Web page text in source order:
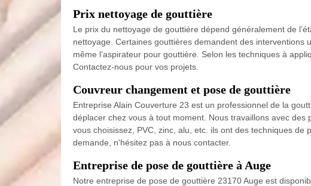
Prix nettoyage de gouttière
Le prix du nettoyage de gouttière dépend généralement de
nettoyage. Certaines gouttières demandent des interventions
même l’aspirateur pour gouttière. Selon les techniques à
Contactez-nous pour vos projets.
Couvreur changement et pose de gouttière
Entreprise Alain Couverture 23 est un professionnel de la
déplacer chez vous à tout moment. Nous travaillons avec
vous choisissez, PVC, zinc, alu, etc. ils ont des techniques
demande, n'hésitez pas à nous contacter.
Entreprise de pose de gouttière à Auge
Notre entreprise de pose de gouttière 23170 Auge est